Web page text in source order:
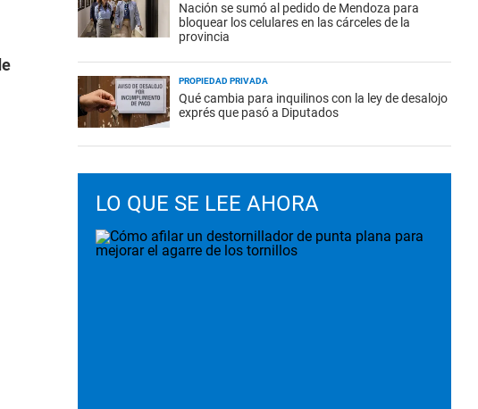
Nación se sumó al pedido de Mendoza para
bloquear los celulares en las cárceles de la
provincia
PROPIEDAD PRIVADA
Qué cambia para inquilinos con la ley de desalojo
exprés que pasó a Diputados
LO QUE SE LEE AHORA